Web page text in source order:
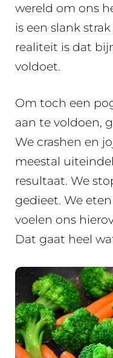
wereld om ons
is een slank
realiteit is dat
voldoet.
Om toch een
aan te voldoen,
We crashen en
meestal
resultaat. We
gedieet. We
voelen ons
Dat gaat heel